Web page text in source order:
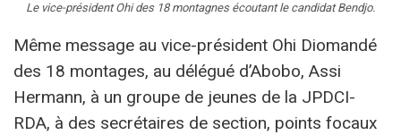
Le vice-président Ohi des 18 montagnes écoutant le candidat Bendjo.
Même message au vice-président Ohi Diomandé
des 18 montages, au délégué d’Abobo, Assi
Hermann, à un groupe de jeunes de la JPDCI-
RDA, à des secrétaires de section, points focaux